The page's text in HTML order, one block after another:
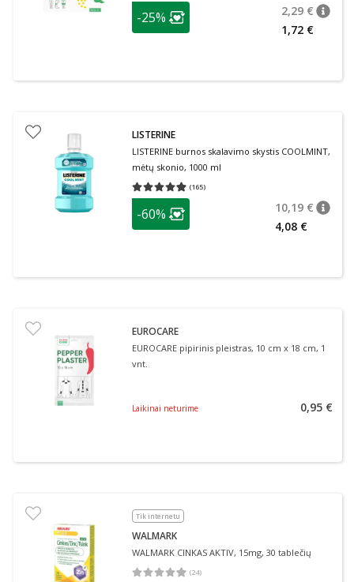
patarimas
Lojalumo klubo narių nuolaida
-25% 2,29 €
1,72 €
LISTERINE
LISTERINE burnos skalavimo skystis COOLMINT,
mėtų skonio, 1000 ml
(165)
Vidutinis įvertinimas 4.89
patarimas
Lojalumo klubo narių nuolaida
-60% 10,19 €
4,08 €
EUROCARE
EUROCARE pipirinis pleistras, 10 cm x 18 cm, 1
vnt.
Laikinai neturime 0,95 €
Tik internetu
WALMARK
WALMARK CINKAS AKTIV, 15mg, 30 tablečių
(24)
Vidutinis įvertinimas 4.96